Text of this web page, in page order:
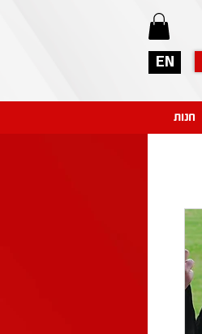
EN
חנות